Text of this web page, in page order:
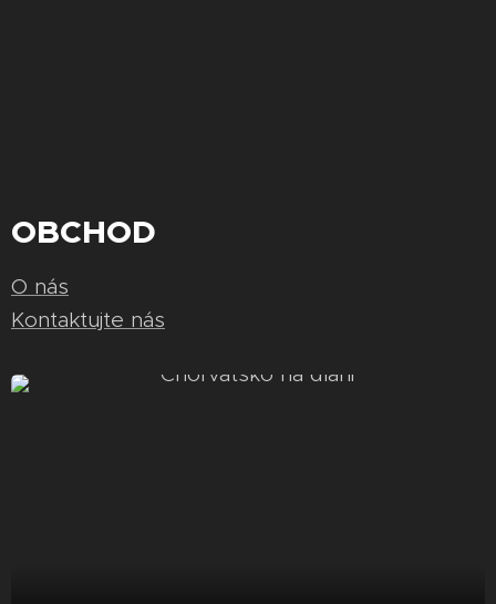
OBCHOD
O nás
Kontaktujte nás